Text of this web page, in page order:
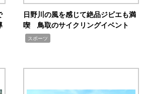
日野川の風を感じて絶品ジビエも満
喫 鳥取のサイクリングイベント
スポーツ